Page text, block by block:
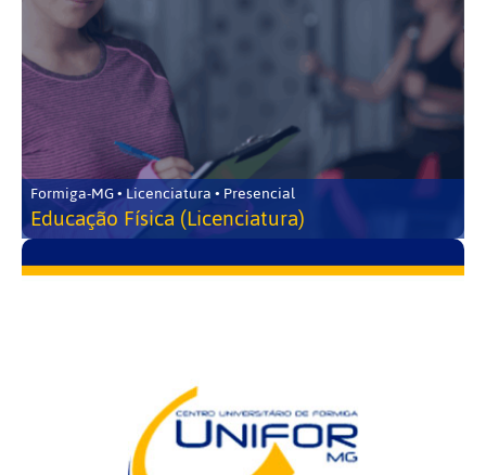
Formiga-MG • Licenciatura • Presencial
Educação Física (Licenciatura)